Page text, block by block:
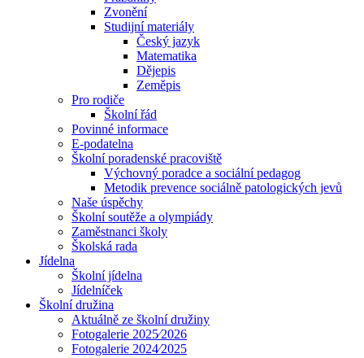
Zvonění
Studijní materiály
Český jazyk
Matematika
Dějepis
Zeměpis
Pro rodiče
Školní řád
Povinné informace
E-podatelna
Školní poradenské pracoviště
Výchovný poradce a sociální pedagog
Metodik prevence sociálně patologických jevů
Naše úspěchy
Školní soutěže a olympiády
Zaměstnanci školy
Školská rada
Jídelna
Školní jídelna
Jídelníček
Školní družina
Aktuálně ze školní družiny
Fotogalerie 2025⁄2026
Fotogalerie 2024⁄2025